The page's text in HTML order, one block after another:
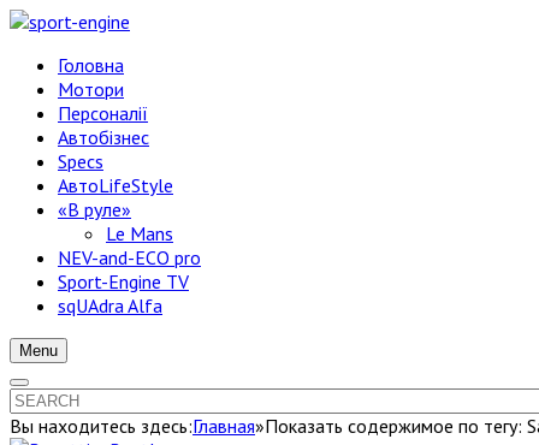
Головна
Мотори
Персоналії
Автобізнес
Specs
АвтоLifeStyle
«В руле»
Le Mans
NEV-and-ECO pro
Sport-Engine TV
sqUAdra Alfa
Menu
Вы находитесь здесь:Главная»Показать содержимое по тегу: